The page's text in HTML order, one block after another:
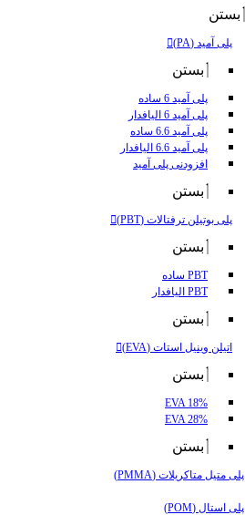
بستن
پلی آمید (PA)
بستن
پلی آمید 6 ساده
پلی آمید 6 الیافدار
پلی آمید 6.6 ساده
پلی آمید 6.6 الیافدار
افزودنی پلی آمید
بستن
پلی بوتیلن ترفتالات (PBT)
بستن
PBT ساده
PBT الیافدار
بستن
اتیلن وینیل استات (EVA)
بستن
EVA 18%
EVA 28%
بستن
پلی متیل متاکریلات (PMMA)
پلی استال (POM)